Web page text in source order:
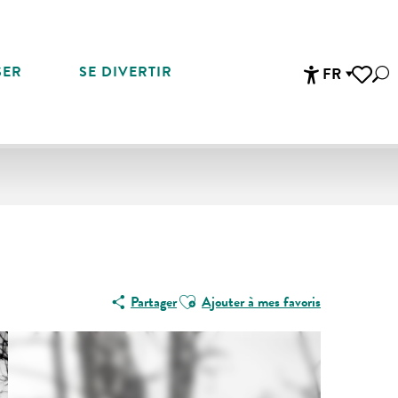
FR
SE DIVERTIR
PartagerAjouter aux favoris
Ajouter à mes favoris